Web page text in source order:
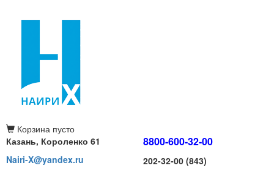
Корзина пусто
Казань, Короленко 61
Nairi-X@yandex.ru
8800-600-32-00
202-32-00 (843)